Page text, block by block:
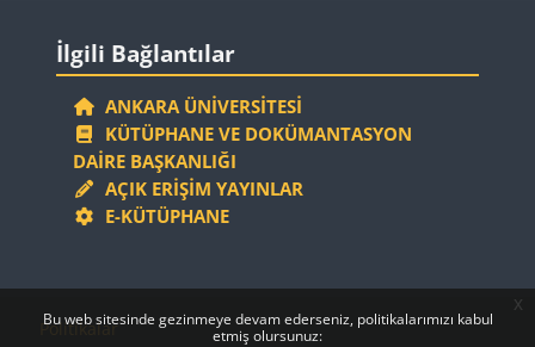
Bu web sitesinde gezinmeye devam ederseniz, politikalarımızı kabul
etmiş olursunuz:
x
Bloklar
İlgili Bağlantılar
ANKARA ÜNIVERSITESI
KÜTÜPHANE VE DOKÜMANTASYON
DAIRE BAŞKANLIĞI
AÇIK ERIŞIM YAYINLAR
E-KÜTÜPHANE
Bloklar
Bloklar
Politikalar